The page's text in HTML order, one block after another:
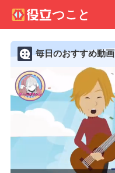
毎日のおすすめ動画